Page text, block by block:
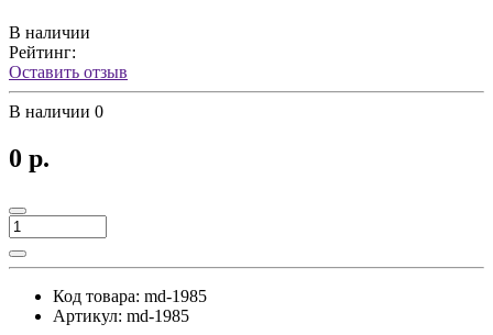
В наличии
Рейтинг:
Оставить отзыв
В наличии 0
0 р.
Код товара: md-1985
Артикул: md-1985